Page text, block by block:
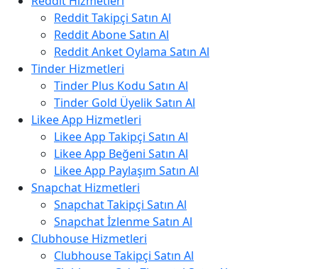
Reddit Takipçi Satın Al
Reddit Abone Satın Al
Reddit Anket Oylama Satın Al
Tinder Hizmetleri
Tinder Plus Kodu Satın Al
Tinder Gold Üyelik Satın Al
Likee App Hizmetleri
Likee App Takipçi Satın Al
Likee App Beğeni Satın Al
Likee App Paylaşım Satın Al
Snapchat Hizmetleri
Snapchat Takipçi Satın Al
Snapchat İzlenme Satın Al
Clubhouse Hizmetleri
Clubhouse Takipçi Satın Al